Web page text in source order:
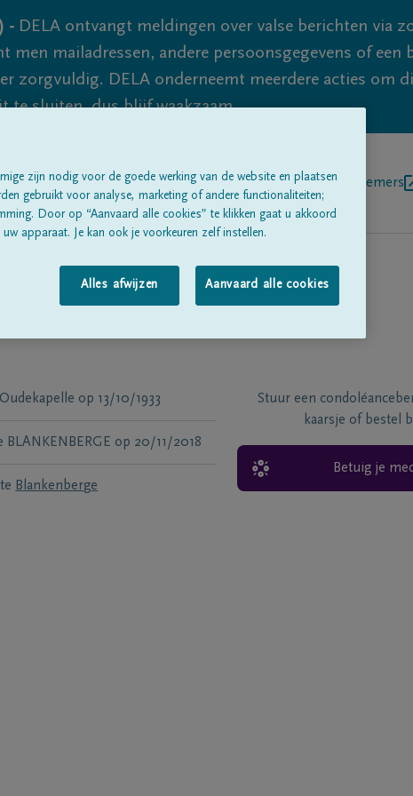
- DELA ontvangt meldingen over valse berichten via
mailadressen, andere persoonsgegevens of een
zorgvuldig. DELA onderneemt meerdere acties om
te sluiten, dus blijf waakzaam.
Alle rouwberichtenOver onsBegrafenisondernemers
Oudekapelle op 13/10/1933
BLANKENBERGE op 20/11/2018
Blankenberge
Stuur een
kaarsje of bestel
Betuig je
zijn nodig voor de goede werking van de website en plaatsen
gebruikt voor analyse, marketing of andere functionaliteiten;
Door op “Aanvaard alle cookies” te klikken gaat u akkoord
apparaat. Je kan ook je voorkeuren zelf instellen.
Alles afwijzen Aanvaard alle cookies